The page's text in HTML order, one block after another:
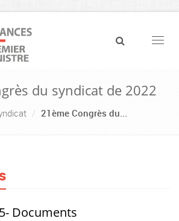
du syndicat de 2022
21ème Congrès du...
Documents